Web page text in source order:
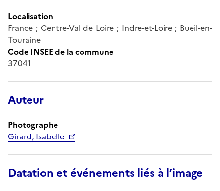
Localisation
France ; Centre-Val de Loire ; Indre-et-Loire ; Bueil-en-
Touraine
Code INSEE de la commune
37041
Auteur
Photographe
Girard, Isabelle
Datation et événements liés à l’image